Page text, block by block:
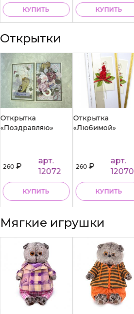
КУПИТЬ КУПИТЬ
Открытки
Открытка
«Поздравляю»
260₽
арт.
12072
КУПИТЬ
Открытка
«Любимой»
260₽
арт.
12070
КУПИТЬ
Мягкие игрушки